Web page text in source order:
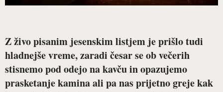
Z živo pisanim jesenskim listjem je prišlo tudi
hladnejše vreme, zaradi česar se ob večerih
stisnemo pod odejo na kavču in opazujemo
prasketanje kamina ali pa nas prijetno greje kak